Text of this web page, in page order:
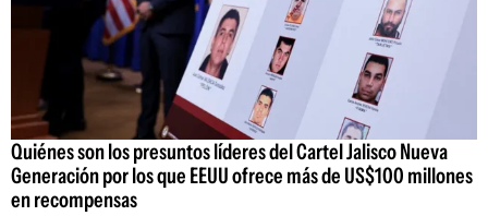
Quiénes son los presuntos líderes del Cartel Jalisco Nueva
Generación por los que EEUU ofrece más de US$100 millones
en recompensas